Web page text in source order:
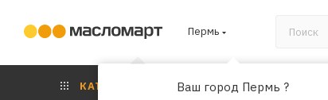
Пермь
Ваш город Пермь ?
КАТАЛОГ АКЦИИ